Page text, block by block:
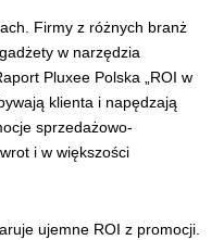
Firmy z różnych branż
w narzędzia
Pluxee Polska „ROI w
klienta i napędzają
sprzedażowo-
i w większości
ujemne ROI z promocji.